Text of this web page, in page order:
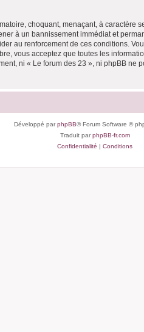
choquant, menaçant, à caractère
à un bannissement immédiat et
au renforcement de ces conditions.
vous acceptez que toutes les
ni « Le forum des 23 », ni phpBB
Développé parphpBB® Forum Software ©
Traduit parphpBB-fr.com
Confidentialité | Conditions